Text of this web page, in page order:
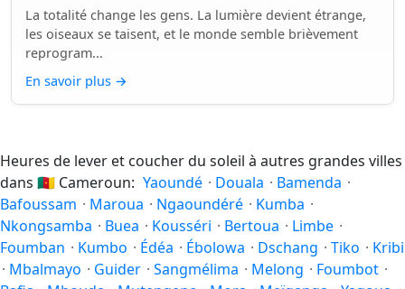
La totalité change les gens. La lumière devient étrange,
les oiseaux se taisent, et le monde semble brièvement
reprogram...
En savoir plus →
Heures de lever et coucher du soleil à autres grandes villes
dans 🇨🇲 Cameroun: Yaoundé · Douala · Bamenda ·
Bafoussam · Maroua · Ngaoundéré · Kumba ·
Nkongsamba · Buea · Kousséri · Bertoua · Limbe ·
Foumban · Kumbo · Édéa · Ébolowa · Dschang · Tiko · Kribi
· Mbalmayo · Guider · Sangmélima · Melong · Foumbot ·